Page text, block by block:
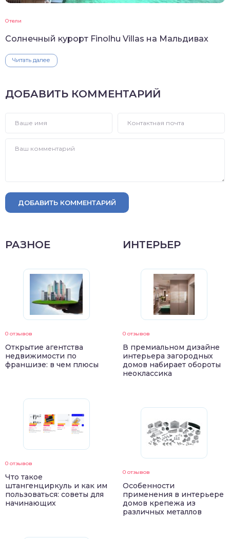
Отели
Солнечный курорт Finolhu Villas на Мальдивах
Читать далее
ДОБАВИТЬ КОММЕНТАРИЙ
ДОБАВИТЬ КОММЕНТАРИЙ
РАЗНОЕ
0 отзывов
Открытие агентства
недвижимости по
франшизе: в чем плюсы
0 отзывов
Что такое
штангенциркуль и как им
пользоваться: советы для
начинающих
ИНТЕРЬЕР
0 отзывов
В премиальном дизайне
интерьера загородных
домов набирает обороты
неоклассика
0 отзывов
Особенности
применения в интерьере
домов крепежа из
различных металлов